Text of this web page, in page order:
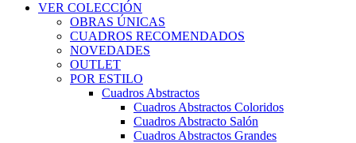
VER COLECCIÓN
OBRAS ÚNICAS
CUADROS RECOMENDADOS
NOVEDADES
OUTLET
POR ESTILO
Cuadros Abstractos
Cuadros Abstractos Coloridos
Cuadros Abstracto Salón
Cuadros Abstractos Grandes